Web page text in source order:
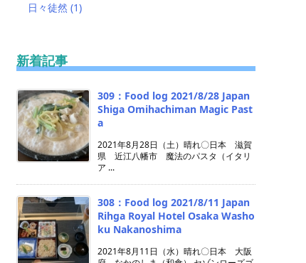
日々徒然 (1)
新着記事
309：Food log 2021/8/28 Japan
Shiga Omihachiman Magic Past
a
2021年8月28日（土）晴れ〇日本 滋賀
県 近江八幡市 魔法のパスタ（イタリ
ア ...
308：Food log 2021/8/11 Japan
Rihga Royal Hotel Osaka Washo
ku Nakanoshima
2021年8月11日（水）晴れ〇日本 大阪